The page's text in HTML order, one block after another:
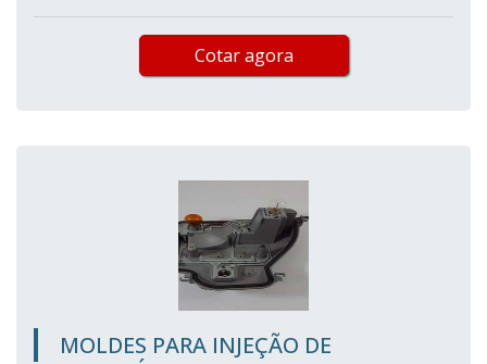
Cotar agora
MOLDES PARA INJEÇÃO DE